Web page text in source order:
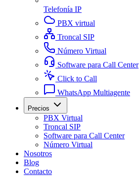
Telefonía IP
PBX virtual
Troncal SIP
Número Virtual
Software para Call Center
Click to Call
WhatsApp Multiagente
Precios
PBX Virtual
Troncal SIP
Software para Call Center
Número Virtual
Nosotros
Blog
Contacto